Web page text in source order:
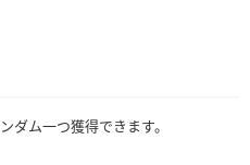
ダム一つ獲得できます。